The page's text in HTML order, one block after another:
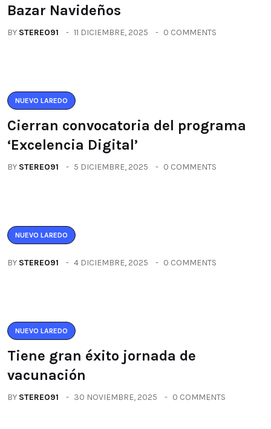
Bazar Navideños
BY STEREO91 11 DICIEMBRE, 2025 0 COMMENTS
NUEVO LAREDO
Cierran convocatoria del programa
‘Excelencia Digital’
BY STEREO91 5 DICIEMBRE, 2025 0 COMMENTS
NUEVO LAREDO
BY STEREO91 4 DICIEMBRE, 2025 0 COMMENTS
NUEVO LAREDO
Tiene gran éxito jornada de
vacunación
BY STEREO91 30 NOVIEMBRE, 2025 0 COMMENTS